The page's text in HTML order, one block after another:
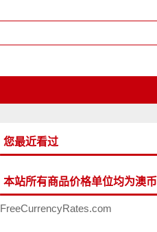
您最近看过
本站所有商品价格单位均为澳币
FreeCurrencyRates.com